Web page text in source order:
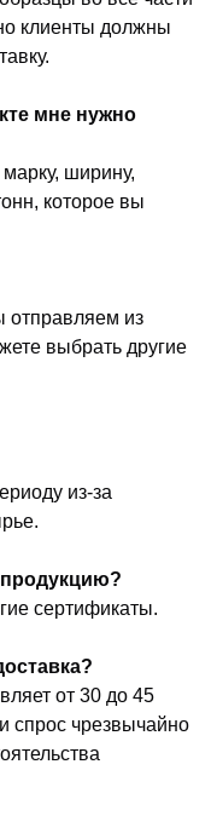
клиенты должны
мне нужно
ширину,
которое вы
отправляем из
выбрать другие
из-за
сертификаты.
от 30 до 45
спрос чрезвычайно